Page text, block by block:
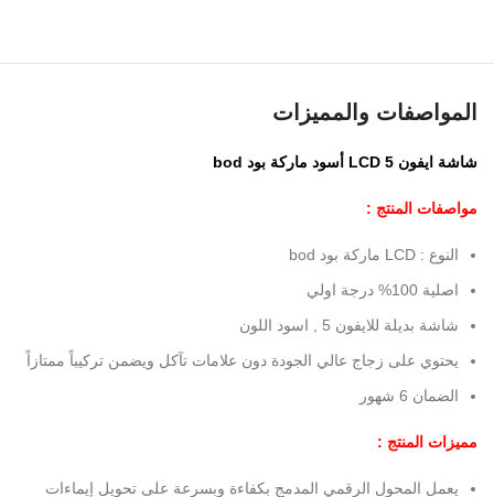
المواصفات والمميزات
شاشة ايفون 5 LCD أسود ماركة بود bod
مواصفات المنتج :
النوع : LCD ماركة بود bod
اصلية 100% درجة اولي
شاشة بديلة للايفون 5 , اسود اللون
يحتوي على زجاج عالي الجودة دون علامات تآكل ويضمن تركيباً ممتازاً
الضمان 6 شهور
مميزات المنتج :
يعمل المحول الرقمي المدمج بكفاءة وبسرعة على تحويل إيماءات